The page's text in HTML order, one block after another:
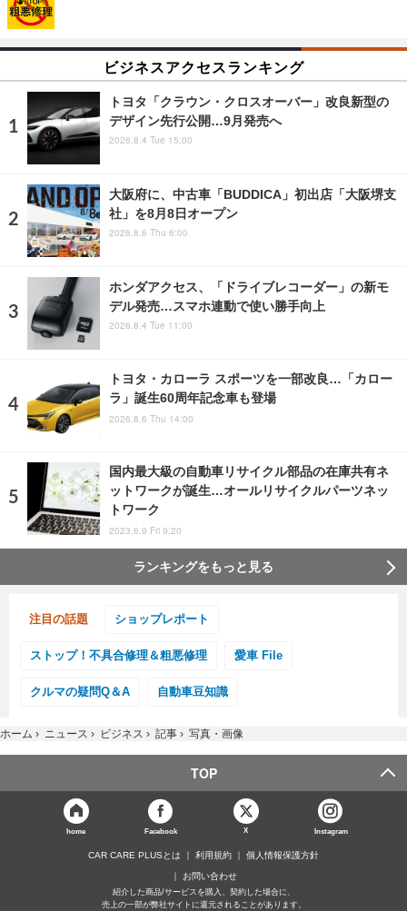
ビジネスアクセスランキング
トヨタ「クラウン・クロスオーバー」改良新型の
デザイン先行公開…9月発売へ
2026.8.4 Tue 15:00
大阪府に、中古車「BUDDICA」初出店「大阪堺支
社」を8月8日オープン
2026.8.6 Thu 6:00
ホンダアクセス、「ドライブレコーダー」の新モ
デル発売…スマホ連動で使い勝手向上
2026.8.4 Tue 11:00
トヨタ・カローラ スポーツを一部改良…「カロー
ラ」誕生60周年記念車も登場
2026.8.6 Thu 14:00
国内最大級の自動車リサイクル部品の在庫共有ネ
ットワークが誕生…オールリサイクルパーツネッ
トワーク
2023.6.9 Fri 9:20
ランキングをもっと見る
注目の話題 ショップレポート
ストップ！不具合修理＆粗悪修理 愛車 File
クルマの疑問Q＆A 自動車豆知識
ホーム › ニュース › ビジネス › 記事 › 写真・画像
TOP
home Facebook X Instagram
CAR CARE PLUSとは 利用規約 個人情報保護方針
お問い合わせ
紹介した商品/サービスを購入、契約した場合に、
売上の一部が弊社サイトに還元されることがあります。